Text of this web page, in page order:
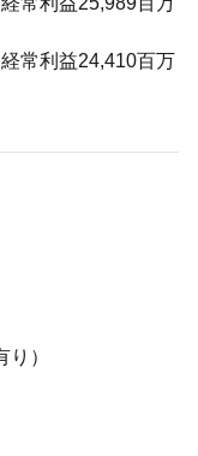
常利益24,410百万
）